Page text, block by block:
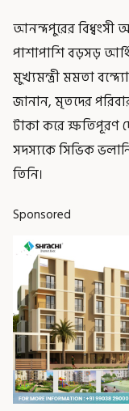
আনন্দপুরের বিধ্বংসী
পাশাপাশি বড়সড়
মুখ্যমন্ত্রী মমতা
জানান, মৃতদের
টাকা করে ক্ষতিপূরণ
সদস্যকে সিভিক
তিনি।
Sponsored